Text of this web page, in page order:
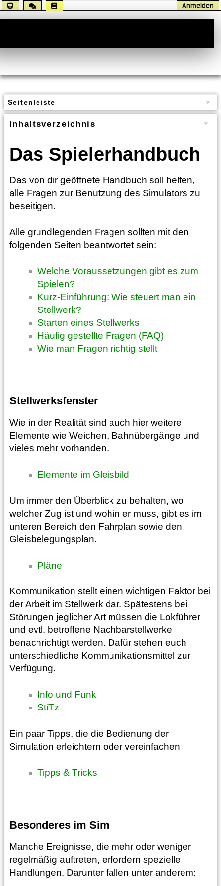
Anmelden
Seitenleiste
Inhaltsverzeichnis
Das Spielerhandbuch
Das von dir geöffnete Handbuch soll helfen,
alle Fragen zur Benutzung des Simulators zu
beseitigen.
Alle grundlegenden Fragen sollten mit den
folgenden Seiten beantwortet sein:
Welche Voraussetzungen gibt es zum
Spielen?
Kurz-Einführung: Wie steuert man ein
Stellwerk?
Starten eines Stellwerks
Häufig gestellte Fragen (FAQ)
Wie man Fragen richtig stellt
Stellwerksfenster
Wie in der Realität sind auch hier weitere
Elemente wie Weichen, Bahnübergänge und
vieles mehr vorhanden.
Elemente im Gleisbild
Um immer den Überblick zu behalten, wo
welcher Zug ist und wohin er muss, gibt es im
unteren Bereich den Fahrplan sowie den
Gleisbelegungsplan.
Pläne
Kommunikation stellt einen wichtigen Faktor bei
der Arbeit im Stellwerk dar. Spätestens bei
Störungen jeglicher Art müssen die Lokführer
und evtl. betroffene Nachbarstellwerke
benachrichtigt werden. Dafür stehen euch
unterschiedliche Kommunikationsmittel zur
Verfügung.
Info und Funk
StiTz
Ein paar Tipps, die die Bedienung der
Simulation erleichtern oder vereinfachen
Tipps & Tricks
Besonderes im Sim
Manche Ereignisse, die mehr oder weniger
regelmäßig auftreten, erfordern spezielle
Handlungen. Darunter fallen unter anderem: